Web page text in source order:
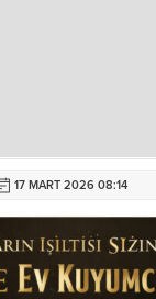
17 MART 2026 08:14